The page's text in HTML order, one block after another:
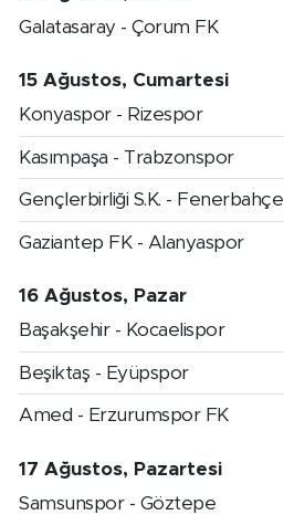
Galatasaray - Çorum FK
15 Ağustos, Cumartesi
Konyaspor - Rizespor
Kasımpaşa - Trabzonspor
Gençlerbirliği S.K. - Fenerbahçe
Gaziantep FK - Alanyaspor
16 Ağustos, Pazar
Başakşehir - Kocaelispor
Beşiktaş - Eyüpspor
Amed - Erzurumspor FK
17 Ağustos, Pazartesi
Samsunspor - Göztepe